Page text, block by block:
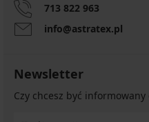
713 822 963
info@astratex.pl
Newsletter
Czy chcesz być informowany